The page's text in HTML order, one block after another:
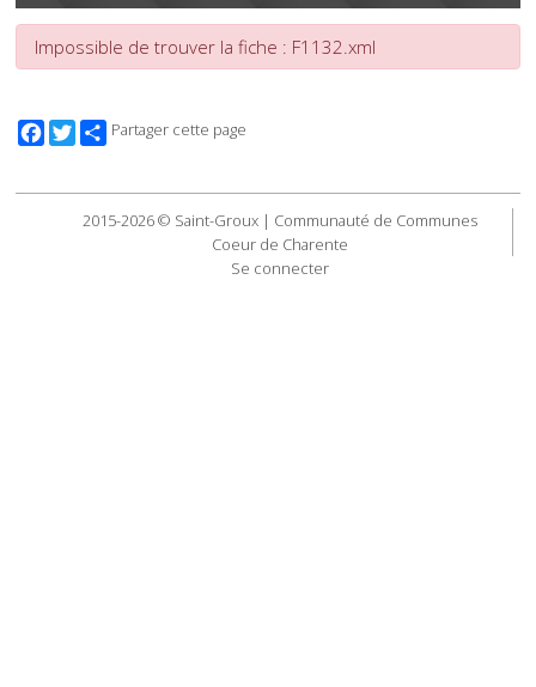
Impossible de trouver la fiche : F1132.xml
Facebook
TwitterPartager cette page
2015-2026 © Saint-Groux | Communauté de Communes
Coeur de Charente
Se connecter